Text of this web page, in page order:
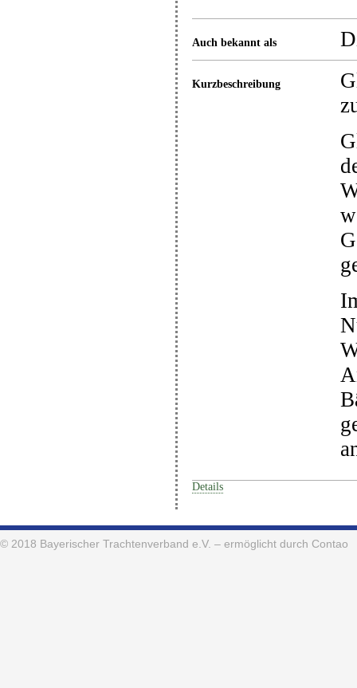
Auch bekannt als
Kurzbeschreibung
Details
© 2018 Bayerischer Trachtenverband e.V. – ermöglicht durch Contao